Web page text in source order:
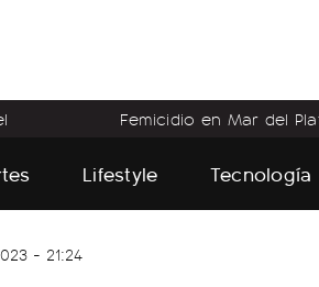
Femicidio en Mar del
Lifestyle Tecnología
- 21:24